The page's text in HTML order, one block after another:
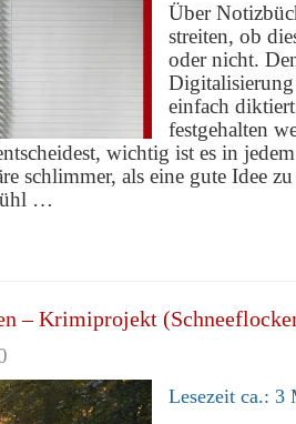
Über
streiten, ob
oder nicht.
einfach
festgehalten
wichtig ist es in
schlimmer, als eine gute Idee
…
– Krimiprojekt
Lesezeit ca.: 3